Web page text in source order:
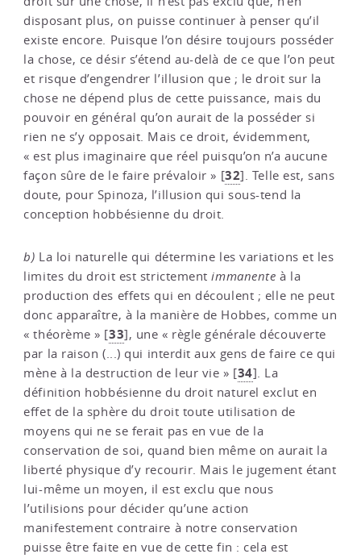
disposant plus, on puisse continuer à penser qu’il
existe encore. Puisque l’on désire toujours posséder
la chose, ce désir s’étend au-delà de ce que l’on peut
et risque d’engendrer l’illusion que ; le droit sur la
chose ne dépend plus de cette puissance, mais du
pouvoir en général qu’on aurait de la posséder si
rien ne s’y opposait. Mais ce droit, évidemment,
« est plus imaginaire que réel puisqu’on n’a aucune
façon sûre de le faire prévaloir » [32]. Telle est, sans
doute, pour Spinoza, l’illusion qui sous-tend la
conception hobbésienne du droit.
b) La loi naturelle qui détermine les variations et les
limites du droit est strictementimmanente à la
production des effets qui en découlent ; elle ne peut
donc apparaître, à la manière de Hobbes, comme un
« théorème » [33], une « règle générale découverte
par la raison (...) qui interdit aux gens de faire ce qui
mène à la destruction de leur vie » [34]. La
définition hobbésienne du droit naturel exclut en
effet de la sphère du droit toute utilisation de
moyens qui ne se ferait pas en vue de la
conservation de soi, quand bien même on aurait la
liberté physique d’y recourir. Mais le jugement étant
lui-même un moyen, il est exclu que nous
l’utilisions pour décider qu’une action
manifestement contraire à notre conservation
puisse être faite en vue de cette fin : cela est